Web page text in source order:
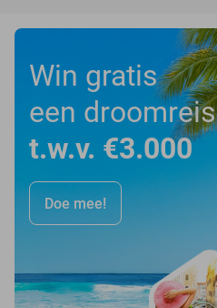
Win gratis
een droomreis
t.w.v. €3.000
Doe mee!